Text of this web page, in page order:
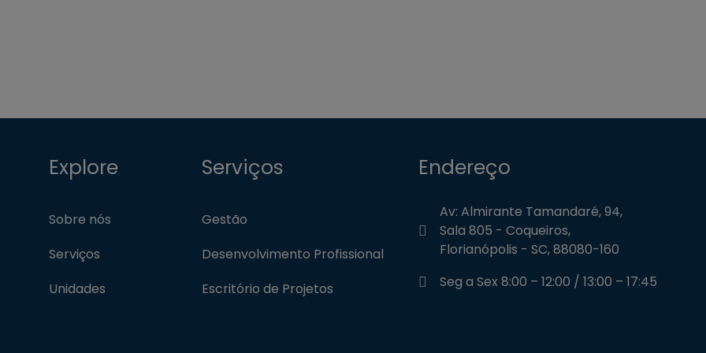
Explore
Sobre nós
Serviços
Unidades
Serviços
Gestão
Desenvolvimento Profissional
Escritório de Projetos
Endereço
Av: Almirante Tamandaré, 94,
Sala 805 - Coqueiros,
Florianópolis - SC, 88080-160
Seg a Sex 8:00 – 12:00 / 13:00 – 17:45